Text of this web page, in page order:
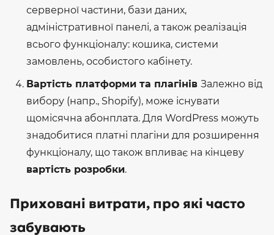
серверної частини, бази даних,
адміністративної панелі, а також реалізація
всього функціоналу: кошика, системи
замовлень, особистого кабінету.
Вартість платформи та плагінів Залежно від
вибору (напр., Shopify), може існувати
щомісячна абонплата. Для WordPress можуть
знадобитися платні плагіни для розширення
функціоналу, що також впливає на кінцеву
вартість розробки.
Приховані витрати, про які часто
забувають